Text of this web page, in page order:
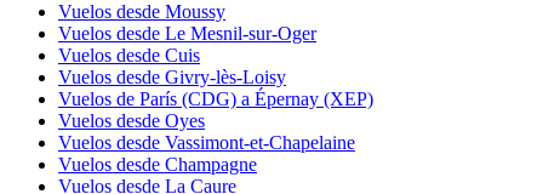
Vuelos desde Moussy
Vuelos desde Le Mesnil-sur-Oger
Vuelos desde Cuis
Vuelos desde Givry-lès-Loisy
Vuelos de París (CDG) a Épernay (XEP)
Vuelos desde Oyes
Vuelos desde Vassimont-et-Chapelaine
Vuelos desde Champagne
Vuelos desde La Caure